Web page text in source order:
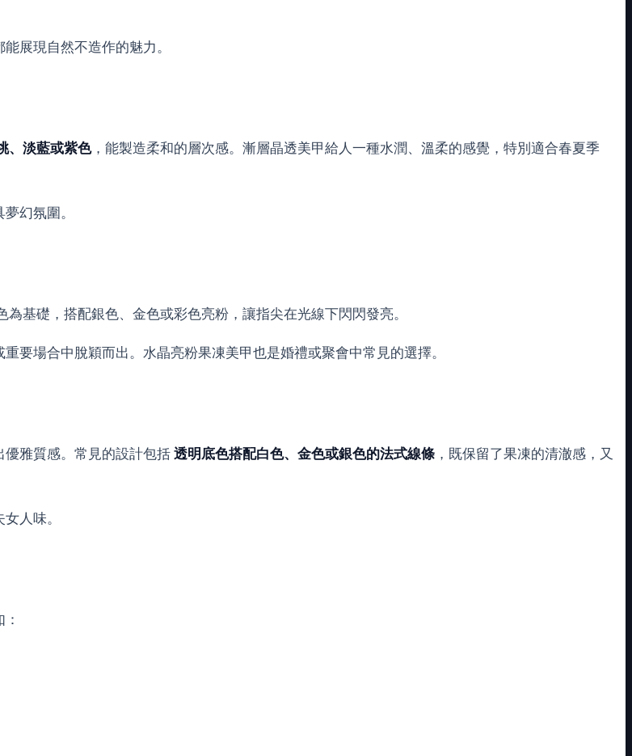
展現自然不造作的魅力。
、淡藍或紫色，能製造柔和的層次感。漸層晶透美甲給人一種水潤、溫柔的感覺，特別適合春夏季
幻氛圍。
為基礎，搭配銀色、金色或彩色亮粉，讓指尖在光線下閃閃發亮。
要場合中脫穎而出。水晶亮粉果凍美甲也是婚禮或聚會中常見的選擇。
雅質感。常見的設計包括透明底色搭配白色、金色或銀色的法式線條 ，既保留了果凍的清澈感，又
人味。